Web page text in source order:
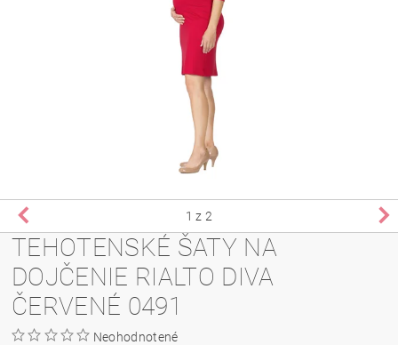
1 z 2
TEHOTENSKÉ ŠATY NA
DOJČENIE RIALTO DIVA
ČERVENÉ 0491
Neohodnotené